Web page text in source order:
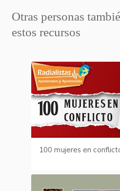
Otras personas
estos recursos
100 mujeres en